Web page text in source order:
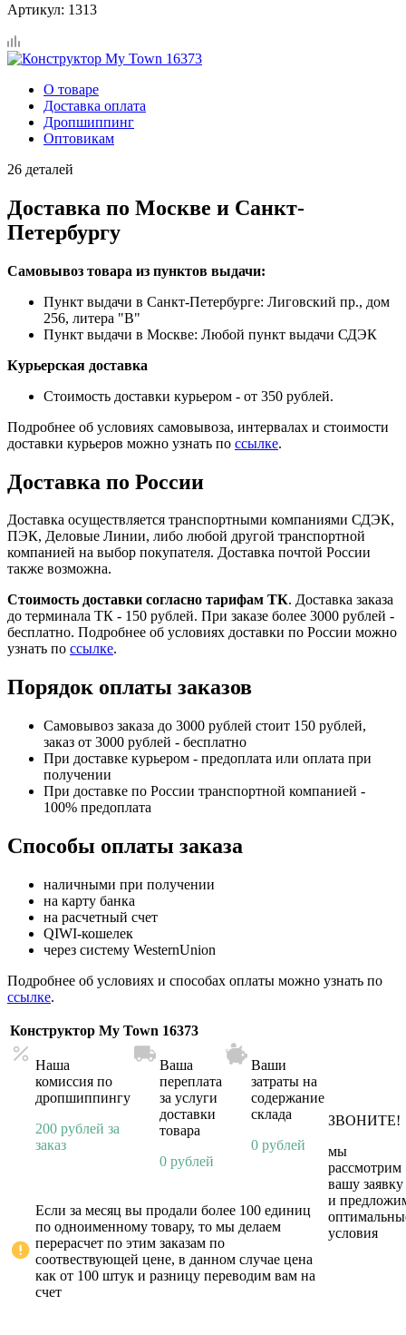
Артикул: 1313
О товаре
Доставка оплата
Дропшиппинг
Оптовикам
26 деталей
Доставка по Москве и Санкт-
Петербургу
Самовывоз товара из пунктов выдачи:
Пункт выдачи в Санкт-Петербурге: Лиговский пр., дом
256, литера "В"
Пункт выдачи в Москве: Любой пункт выдачи СДЭК
Курьерская доставка
Стоимость доставки курьером - от 350 рублей.
Подробнее об условиях самовывоза, интервалах и стоимости
доставки курьеров можно узнать по ссылке.
Доставка по России
Доставка осуществляется транспортными компаниями СДЭК,
ПЭК, Деловые Линии, либо любой другой транспортной
компанией на выбор покупателя. Доставка почтой России
также возможна.
Стоимость доставки согласно тарифам ТК. Доставка заказа
до терминала ТК - 150 рублей. При заказе более 3000 рублей -
бесплатно. Подробнее об условиях доставки по России можно
узнать по ссылке.
Порядок оплаты заказов
Самовывоз заказа до 3000 рублей стоит 150 рублей,
заказ от 3000 рублей - бесплатно
При доставке курьером - предоплата или оплата при
получении
При доставке по России транспортной компанией -
100% предоплата
Способы оплаты заказа
наличными при получении
на карту банка
на расчетный счет
QIWI-кошелек
через систему WesternUnion
Подробнее об условиях и способах оплаты можно узнать по
ссылке.
Конструктор My Town 16373
ЗВОНИТЕ!
мы
рассмотрим
вашу заявку
и
условия
Наша
комиссия по
дропшиппингу
200 рублей за
заказ
Ваша
переплата
за услуги
доставки
товара
0 рублей
Ваши
затраты на
содержание
склада
0 рублей
Если за месяц вы продали более 100 единиц
по одноименному товару, то мы делаем
перерасчет по этим заказам по
соотвествующей цене, в данном случае цена
как от 100 штук и разницу переводим вам на
счет